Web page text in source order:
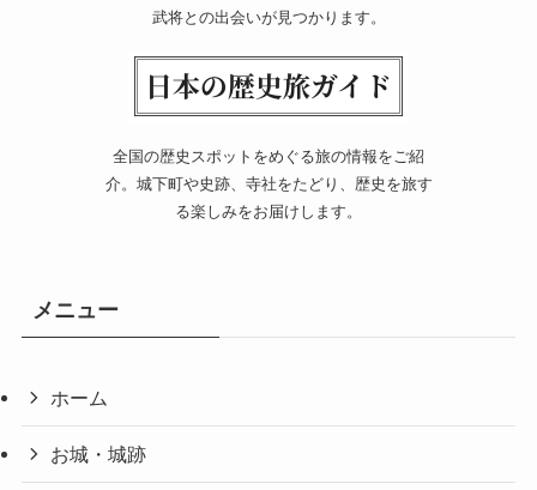
武将との出会いが見つかります。
全国の歴史スポットをめぐる旅の情報をご紹
介。城下町や史跡、寺社をたどり、歴史を旅す
る楽しみをお届けします。
メニュー
ホーム
お城・城跡